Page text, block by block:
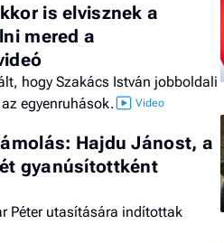
is elvisznek a
mered a
hogy Szakács István jobboldali
egyenruhások.
Hajdu Jánost, a
gyanúsítottként
Péter utasítására indítottak